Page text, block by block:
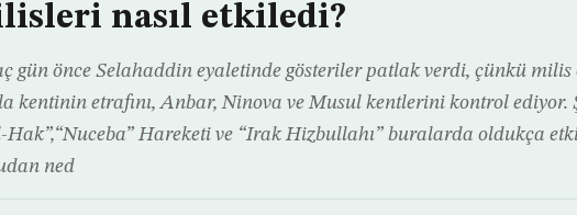
nasıl etkiledi?
gün önce Selahaddin eyaletinde gösteriler patlak verdi, çünkü milis
kentinin etrafını, Anbar, Ninova ve Musul kentlerini kontrol ediyor.
Hak”,“Nuceba” Hareketi ve “Irak Hizbullahı” buralarda oldukça
ned